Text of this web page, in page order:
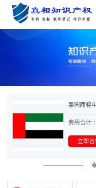
泰国商标
费用合计：
立即咨